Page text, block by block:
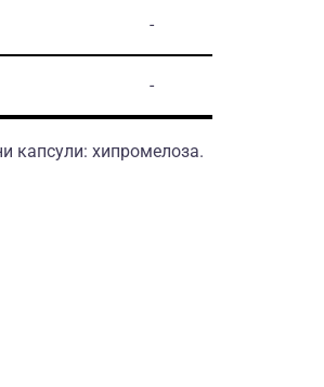
-
-
капсули: хипромелоза.